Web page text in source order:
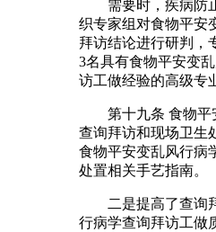
需要时，疾病防止
织专家组对食物平安
拜访结论进行研判，
3名具有食物平安变
访工做经验的高级专
第十九条 食物平
查询拜访和现场卫生
食物平安变乱风行病
处置相关手艺指南。
二是提高了查询
行病学查询拜访工做